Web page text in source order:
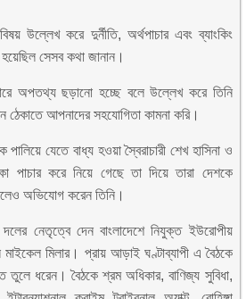
উল্লেখ করে দুর্নীতি, অর্থপাচার এবং ব্যাংকিং
হয়েছিল সেসব কথা জানান।
অপতথ্য ছড়ানো হচ্ছে বলে উল্লেখ করে তিনি
আপনাদের সহযোগিতা কামনা করি।
যেতে বাধ্য হওয়া স্বৈরাচারী শেখ হাসিনা ও
পাচার করে নিয়ে গেছে তা দিয়ে তারা দেশকে
অভিযোগ করেন তিনি।
নেতৃত্বে দেন বাংলাদেশে নিযুক্ত ইউরোপীয়
মিলার। প্রায় আড়াই ঘণ্টাব্যাপী এ বৈঠকে
তুলে ধরেন। বৈঠকে শ্রম অধিকার, বাণিজ্য সুবিধা,